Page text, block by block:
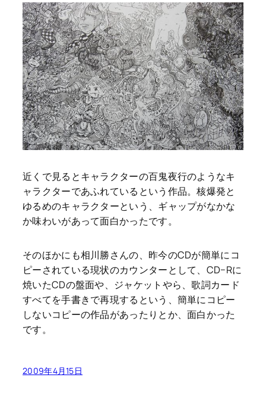
近くで見るとキャラクターの百鬼夜行のようなキ
ャラクターであふれているという作品。核爆発と
ゆるめのキャラクターという、ギャップがなかな
か味わいがあって面白かったです。
そのほかにも相川勝さんの、昨今のCDが簡単にコ
ピーされている現状のカウンターとして、CD−Rに
焼いたCDの盤面や、ジャケットやら、歌詞カード
すべてを手書きで再現するという、簡単にコピー
しないコピーの作品があったりとか、面白かった
です。
2009年4月15日